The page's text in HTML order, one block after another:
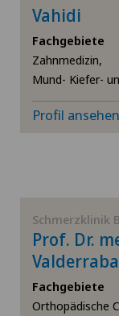
Allgemeine
Andrologie
Angiographie
Angiologie
Ärztezentrum
Bellinzona
SH
BS
TI
VS
JU
Vahidi
Fachgebiete
Zahnmedizin,
Mund- Kiefer-
Profil ansehen
Schmerzklinik
Prof. Dr.
Fachgebiete
Orthopädische